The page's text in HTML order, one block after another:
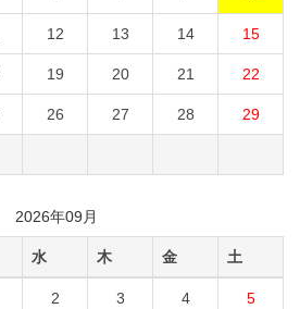
12 13 14 15
19 20 21 22
26 27 28 29
2026年09月
水 木 金 土
2 3 4 5